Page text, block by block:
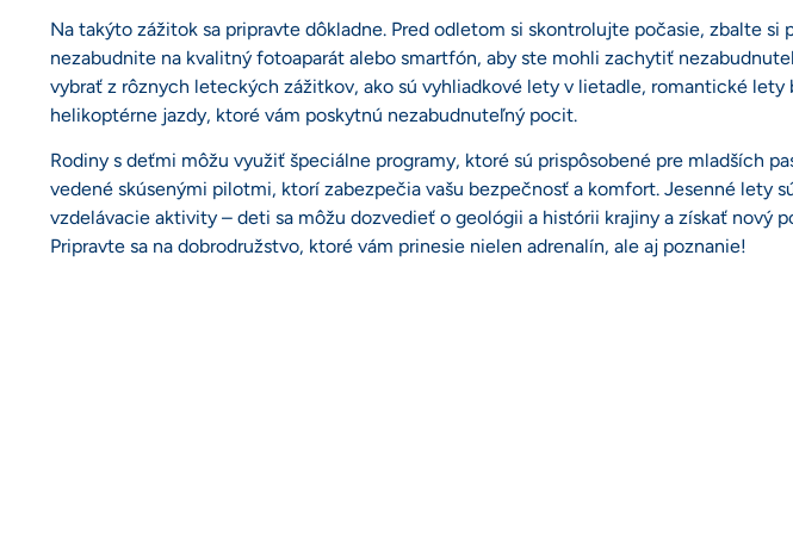
Na takýto zážitok sa pripravte dôkladne. Pred odletom si skontrolujte počasie, zbalte si
nezabudnite na kvalitný fotoaparát alebo smartfón, aby ste mohli zachytiť
vybrať z rôznych leteckých zážitkov, ako sú vyhliadkové lety v lietadle, romantické lety
helikoptérne jazdy, ktoré vám poskytnú nezabudnuteľný pocit.
Rodiny s deťmi môžu využiť špeciálne programy, ktoré sú prispôsobené pre mladších
vedené skúsenými pilotmi, ktorí zabezpečia vašu bezpečnosť a komfort. Jesenné lety
vzdelávacie aktivity – deti sa môžu dozvedieť o geológii a histórii krajiny a získať nový
Pripravte sa na dobrodružstvo, ktoré vám prinesie nielen adrenalín, ale aj poznanie!